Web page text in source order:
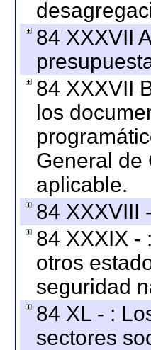
84 XXXVII
84 XXXVII
los
General de
aplicable.
84 XXXVIII
84 XXXIX -
otros
seguridad
84 XL - :
sectores